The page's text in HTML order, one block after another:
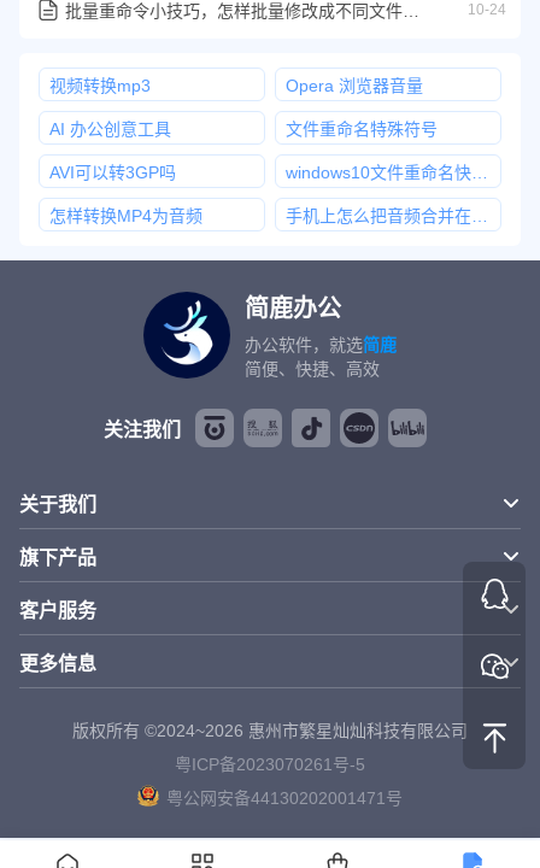
10-24
视频转换mp3 Opera 浏览器音量
AI 办公创意工具 文件重命名特殊符号
AVI可以转3GP吗
怎样转换MP4为音频
简鹿办公
办公软件，就选简鹿
简便、快捷、高效
关注我们
关于我们
旗下产品
客户服务
更多信息
版权所有 ©2024~2026 惠州市繁星灿灿科技有限公司
粤ICP备2023070261号-5
粤公网安备44130202001471号